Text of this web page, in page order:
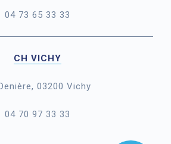
04 73 65 33 33
CH VICHY
03200 Vichy
04 70 97 33 33